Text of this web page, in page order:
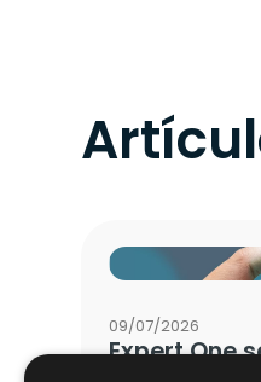
09/07/2026
Expert One